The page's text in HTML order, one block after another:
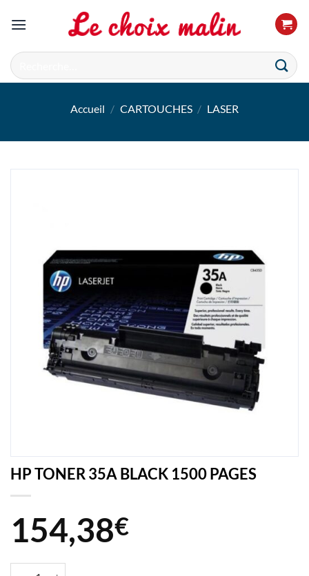
Recherche
pour :
Accueil / CARTOUCHES / LASER
HP TONER 35A BLACK 1500 PAGES
154,38€